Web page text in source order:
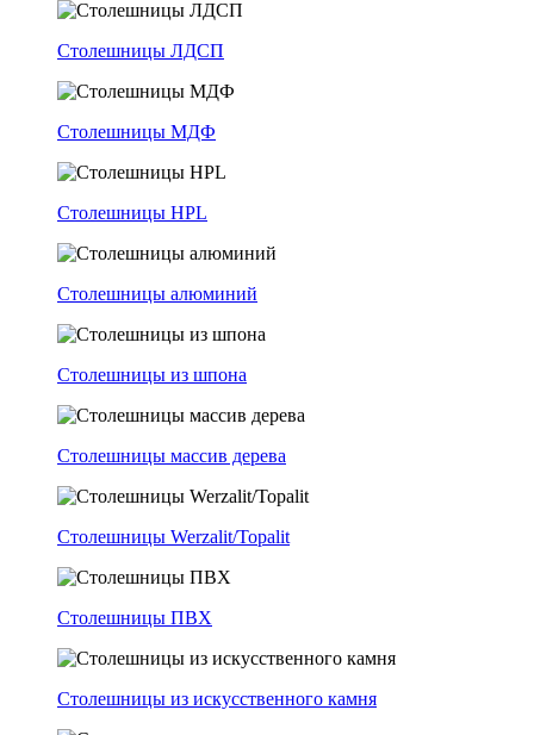
Столешницы ЛДСП
Столешницы МДФ
Столешницы HPL
Столешницы алюминий
Столешницы из шпона
Столешницы массив дерева
Столешницы Werzalit/Topalit
Столешницы ПВХ
Столешницы из искусственного камня